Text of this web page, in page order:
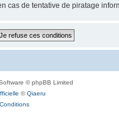
cas de tentative de piratage
© phpBB Limited
©Qiaeru
Conditions